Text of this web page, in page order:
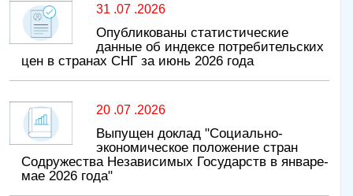
31 .07 .2026
Опубликованы статистические
данные об индексе потребительских
цен в странах СНГ за июнь 2026 года
20 .07 .2026
Выпущен доклад "Социально-
экономическое положение стран
Содружества Независимых Государств в январе-
мае 2026 года"